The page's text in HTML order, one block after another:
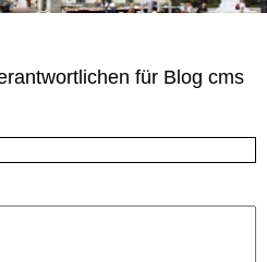
für Blog cms